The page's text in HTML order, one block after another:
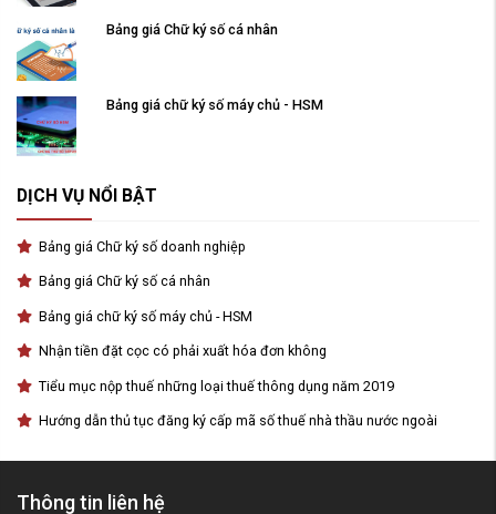
Bảng giá Chữ ký số cá nhân
Bảng giá chữ ký số máy chủ - HSM
DỊCH VỤ NỔI BẬT
Bảng giá Chữ ký số doanh nghiệp
Bảng giá Chữ ký số cá nhân
Bảng giá chữ ký số máy chủ - HSM
Nhận tiền đặt cọc có phải xuất hóa đơn không
Tiểu mục nộp thuế những loại thuế thông dụng năm 2019
Hướng dẫn thủ tục đăng ký cấp mã số thuế nhà thầu nước ngoài
Thông tin liên hệ